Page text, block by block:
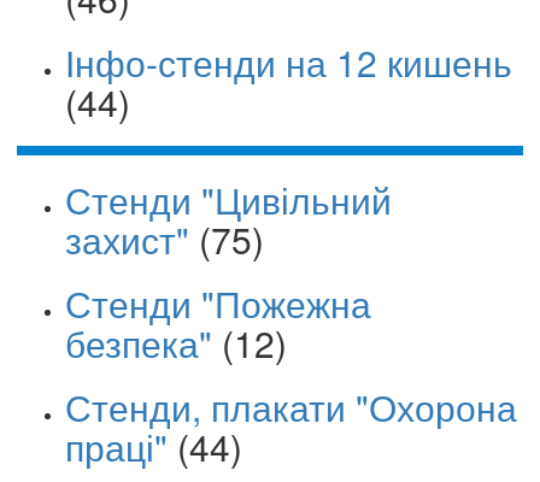
Інфо-стенди на 12 кишень
(44)
Стенди "Цивільний
захист" (75)
Стенди "Пожежна
безпека" (12)
Стенди, плакати "Охорона
праці" (44)